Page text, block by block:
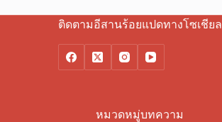
ติดตามอีสานร้อยแปดทางโซเชียล
หมวดหมู่บทความ